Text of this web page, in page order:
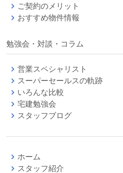
ご契約のメリット
おすすめ物件情報
勉強会・対談・コラム
営業スペシャリスト
スーパーセールスの軌跡
いろんな比較
宅建勉強会
スタッフブログ
ホーム
スタッフ紹介